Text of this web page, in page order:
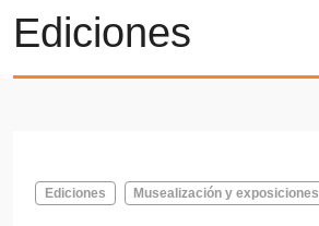
Ediciones
Ediciones Musealización y exposiciones